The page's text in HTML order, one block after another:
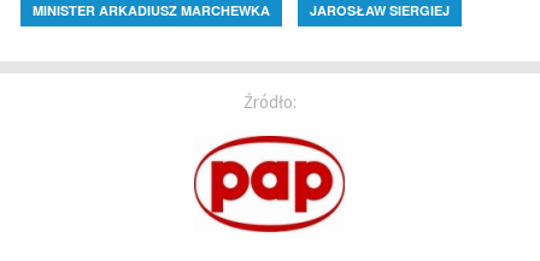
MINISTER ARKADIUSZ MARCHEWKA JAROSŁAW SIERGIEJ
Źródło: